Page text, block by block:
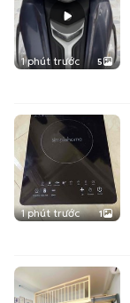
1 phút trước 5
1 phút trước 1